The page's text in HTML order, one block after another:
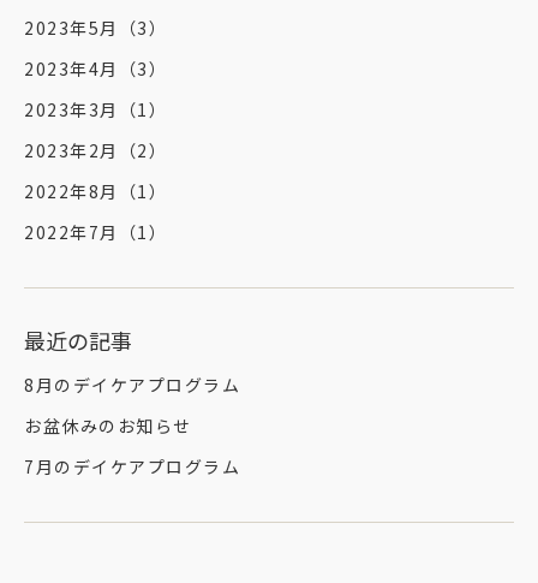
2023年5月
（3）
2023年4月
（3）
2023年3月
（1）
2023年2月
（2）
2022年8月
（1）
2022年7月
（1）
最近の記事
8月のデイケアプログラム
お盆休みのお知らせ
7月のデイケアプログラム